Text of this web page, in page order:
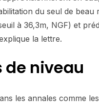
du seul de beau
à 36,3m, NGF) et
la lettre.
de niveau
les annales comme